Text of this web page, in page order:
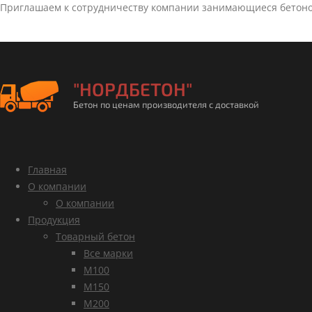
Приглашаем к сотрудничеству компании занимающиеся
"НОРДБЕТОН"
Бетон по ценам производителя с доставкой
Главная
О компании
О компании
Продукция
Товарный бетон
Все марки
М100
М150
М200